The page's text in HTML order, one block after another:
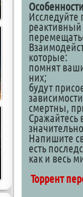
реактивный
которые:
помнят
них;
будут
смертны,
Напишите
есть
как и весь
Торрент